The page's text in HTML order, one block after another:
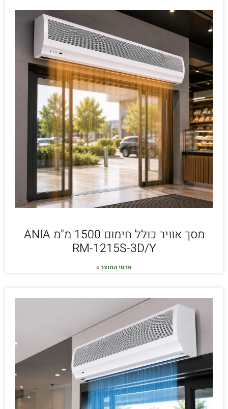
מסך אוויר כולל חימום 1500 מ"מ ANIA
RM-1215S-3D/Y
פרטי המוצר »